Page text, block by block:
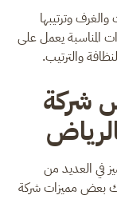
وترتيبها
المناسبة يعمل على
والترتيب.
شركة
في العديد من
بعض مميزات شركة